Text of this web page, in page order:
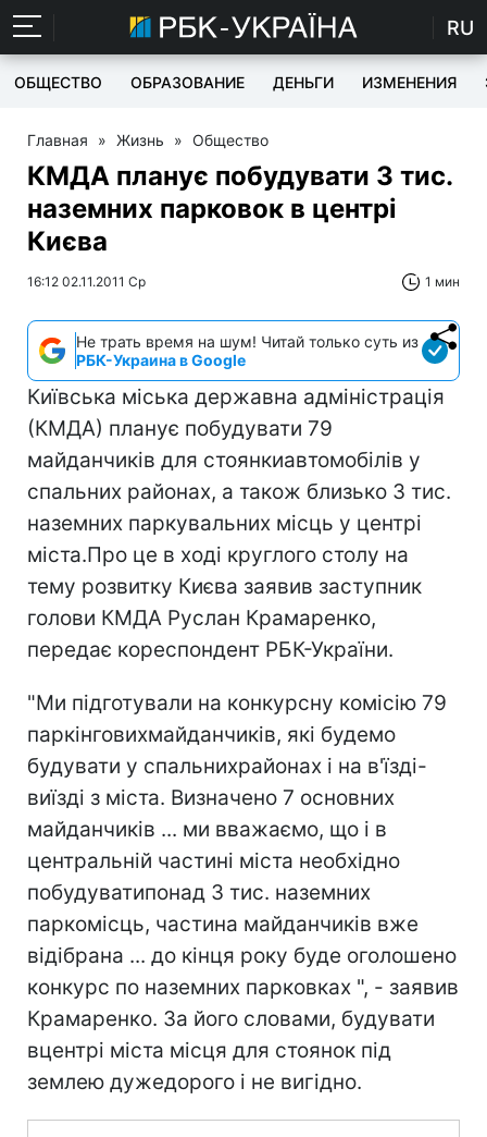
RU
ОБЩЕСТВО ОБРАЗОВАНИЕ ДЕНЬГИ ИЗМЕНЕНИЯ
Главная » Жизнь » Общество
КМДА планує побудувати 3 тис.
наземних парковок в центрі
Києва
16:12 02.11.2011 Ср 1 мин
Не трать время на шум! Читай только суть из
РБК-Украина в Google
Київська міська державна адміністрація
(КМДА) планує побудувати 79
майданчиків для стоянкиавтомобілів у
спальних районах, а також близько 3 тис.
наземних паркувальних місць у центрі
міста.Про це в ході круглого столу на
тему розвитку Києва заявив заступник
голови КМДА Руслан Крамаренко,
передає кореспондент РБК-України.
"Ми підготували на конкурсну комісію 79
паркінговихмайданчиків, які будемо
будувати у спальнихрайонах і на в'їзді-
виїзді з міста. Визначено 7 основних
майданчиків ... ми вважаємо, що і в
центральній частині міста необхідно
побудуватипонад 3 тис. наземних
паркомісць, частина майданчиків вже
відібрана ... до кінця року буде оголошено
конкурс по наземних парковках ", - заявив
Крамаренко. За його словами, будувати
вцентрі міста місця для стоянок під
землею дужедорого і не вигідно.